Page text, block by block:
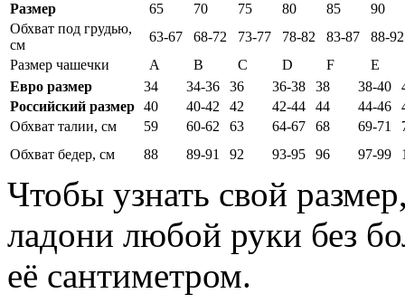
Размер
65 70 75 80 85
90
Обхват под грудью,
см
63-67 68-72 73-77 78-82 83-87
88-92
Размер чашечки
A B C D F
E
Евро размер
34 34-36 36 36-38 38 38-40
Российский размер 40 40-42 42 42-44 44 44-46
Обхват талии, см
59 60-62 63 64-67 68 69-71
Обхват бедер, см
88 89-91 92 93-95 96 97-99
Чтобы узнать свой
ладони любой руки без
её сантиметром.